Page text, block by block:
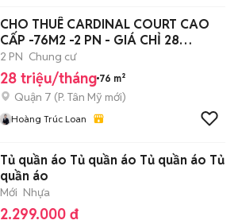
CHO THUÊ CARDINAL COURT CAO
CẤP -76M2 -2 PN - GIÁ CHỈ 28
TRIỆU/TH
2 PN Chung cư
28 triệu/tháng 76 m²
Quận 7 (P. Tân Mỹ mới)
Hoàng Trúc Loan
Tủ quần áo Tủ quần áo Tủ quần áo Tủ
quần áo
Mới Nhựa
2.299.000 đ